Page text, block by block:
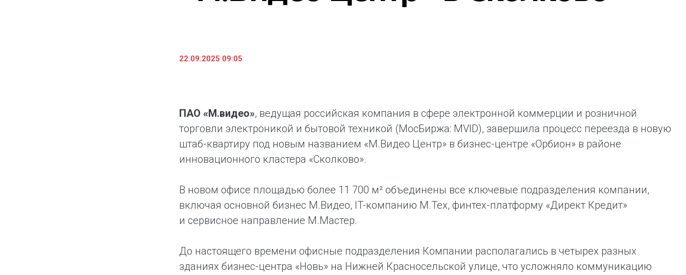
«М.Видео» — эксперт-инноватор в сфере торговли
категории товаров, услуг и сервисов.
22.09.2025 09:05
ПАО «М.видео», ведущая российская компания в сфере электронной коммерции и розничной
торговли электроникой и бытовой техникой (МосБиржа: MVID), завершила процесс переезда в новую
штаб-квартиру под новым названием «М.Видео Центр» в бизнес-центре «Орбион» в районе
инновационного кластера «Сколково».
В новом офисе площадью более 11 700 м² объединены все ключевые подразделения компании,
включая основной бизнес М.Видео, IT-компанию М.Тех, финтех-платформу «Директ Кредит»
и сервисное направление М.Мастер.
До настоящего времени офисные подразделения Компании располагались в четырех разных
зданиях бизнес-центра «Новь» на Нижней Красносельской улице, что усложняло коммуникацию